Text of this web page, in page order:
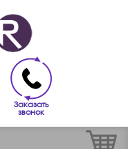
Заказать
звонок